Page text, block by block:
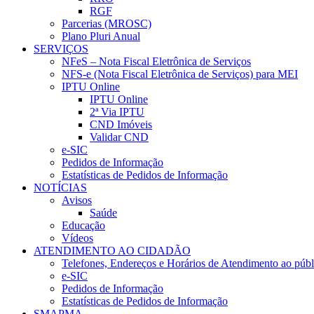
RGF
Parcerias (MROSC)
Plano Pluri Anual
SERVIÇOS
NFeS – Nota Fiscal Eletrônica de Serviços
NFS-e (Nota Fiscal Eletrônica de Serviços) para MEI
IPTU Online
IPTU Online
2ª Via IPTU
CND Imóveis
Validar CND
e-SIC
Pedidos de Informação
Estatísticas de Pedidos de Informação
NOTÍCIAS
Avisos
Saúde
Educação
Vídeos
ATENDIMENTO AO CIDADÃO
Telefones, Endereços e Horários de Atendimento ao
e-SIC
Pedidos de Informação
Estatísticas de Pedidos de Informação